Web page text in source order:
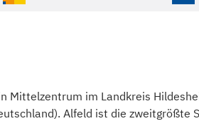
Mittelzentrum im Landkreis
Alfeld ist die zweitgrößte